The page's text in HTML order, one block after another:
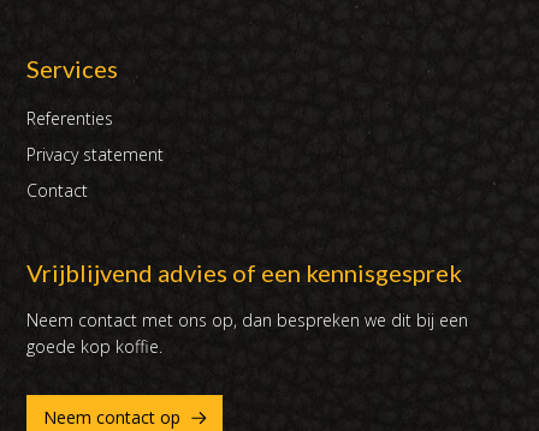
Services
Referenties
Privacy statement
Contact
Vrijblijvend advies of een kennisgesprek
Neem contact met ons op, dan bespreken we dit bij een
goede kop koffie.
Neem contact op